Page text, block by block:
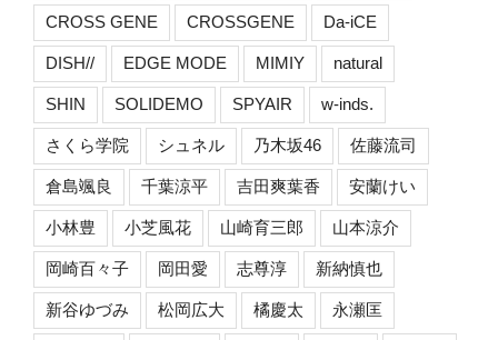
CROSS GENE CROSSGENE Da-iCE
DISH// EDGE MODE MIMIY natural
SHIN SOLIDEMO SPYAIR w-inds.
さくら学院 シュネル 乃木坂46 佐藤流司
倉島颯良 千葉涼平 吉田爽葉香 安蘭けい
小林豊 小芝風花 山崎育三郎 山本涼介
岡崎百々子 岡田愛 志尊淳 新納慎也
新谷ゆづみ 松岡広大 橘慶太 永瀬匡